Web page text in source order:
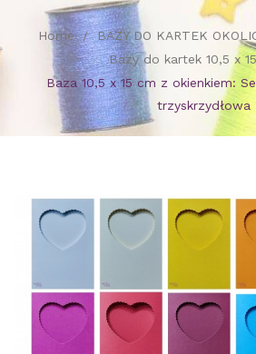
Home
BAZY DO KARTEK
Bazy do kartek 10,5 x
Baza 10,5 x 15 cm z okienkiem:
trzyskrzydłowa